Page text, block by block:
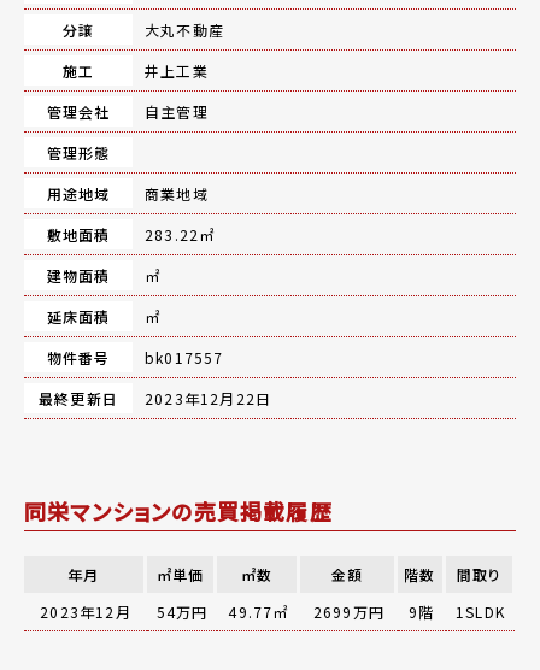
分譲
大丸不動産
施工
井上工業
管理会社
自主管理
管理形態
用途地域
商業地域
敷地面積
283.22㎡
建物面積
㎡
延床面積
㎡
物件番号
bk017557
最終更新日
2023年12月22日
同栄マンションの売買掲載履歴
年月 ㎡単価 ㎡数 金額 階数
間取り
2023年12月
54万円 49.77㎡ 2699万円 9階 1SLDK